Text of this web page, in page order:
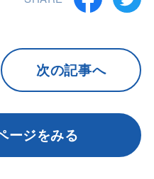
次の記事へ
ージをみる